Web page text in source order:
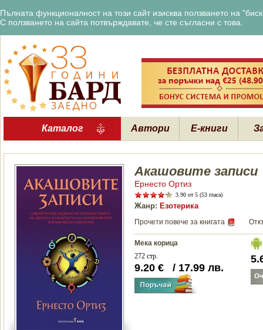
Пълната функционалност на този сайт изисква ползването на
С ползването на сайта потвърждавате, че сте съгласни с това.
Каталог Автори Е-книги
Акашовите записи
Ернесто Ортиз
3.90 от 5 (53 гласа)
Жанр: Езотерика
Прочети повече за книгата
Мека корица
272 стр.
9.20 € / 17.99 лв.